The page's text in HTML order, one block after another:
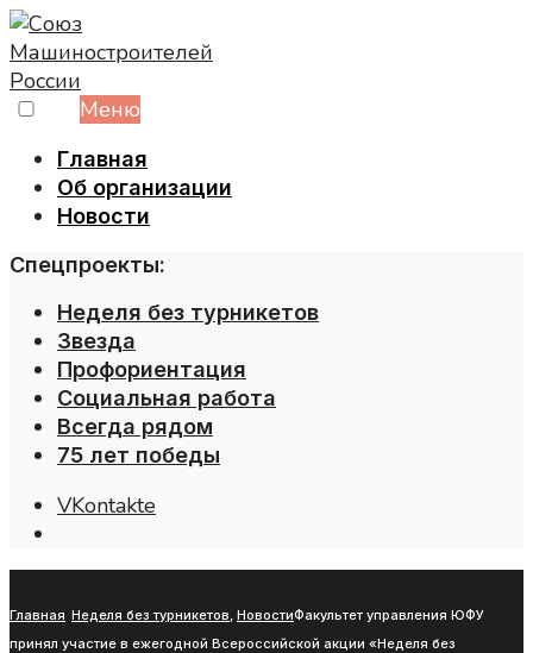
Skip
to
content
Меню
Главная
Об организации
Новости
Спецпроекты:
Неделя без турникетов
Звезда
Профориентация
Социальная работа
Всегда рядом
75 лет победы
VKontakte
Главная Неделя без турникетов, НовостиФакультет управления ЮФУ
принял участие в ежегодной Всероссийской акции «Неделя без